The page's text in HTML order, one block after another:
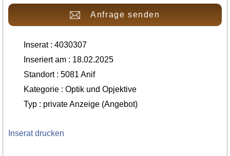
Anfrage senden
Inserat : 4030307
Inseriert am : 18.02.2025
Standort : 5081 Anif
Kategorie : Optik und Opjektive
Typ : private Anzeige (Angebot)
Inserat drucken